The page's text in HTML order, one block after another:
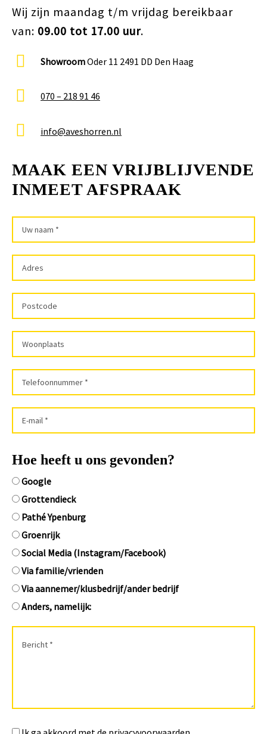
Wij zijn maandag t/m vrijdag bereikbaar
van: 09.00 tot 17.00 uur.
ShowroomOder 11 2491 DD Den Haag
070 – 218 91 46
info@aveshorren.nl
MAAK EEN VRIJBLIJVENDE
INMEET AFSPRAAK
Hoe heeft u ons gevonden?
Google
Grottendieck
Pathé Ypenburg
Groenrijk
Social Media (Instagram/Facebook)
Via familie/vrienden
Via aannemer/klusbedrijf/ander bedrijf
Anders, namelijk: